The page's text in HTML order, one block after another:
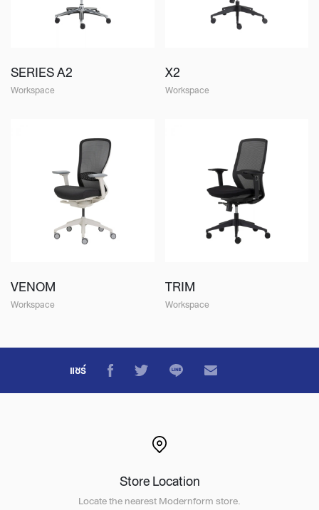
SERIES A2
Workspace
X2
Workspace
VENOM
Workspace
TRIM
Workspace
แชร์
Store Location
Locate the nearest Modernform store.